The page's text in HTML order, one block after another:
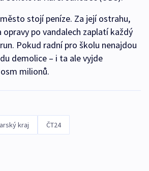
stojí peníze. Za její ostrahu,
po vandalech zaplatí každý
Pokud radní pro školu nenajdou
demolice – i ta ale vyjde
milionů.
kraj ČT24